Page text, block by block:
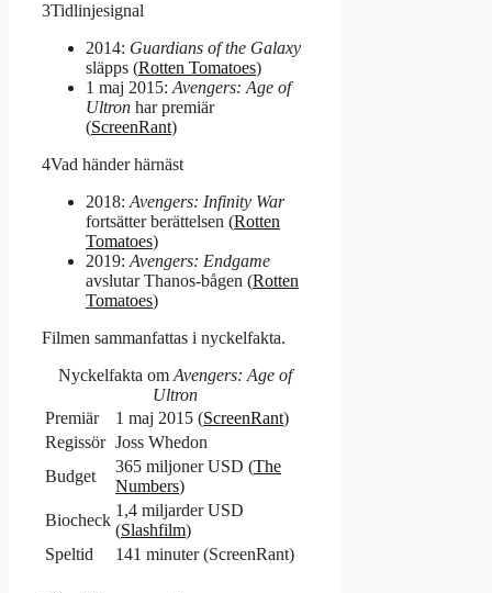
3Tidlinjesignal
2014: Guardians of the Galaxy
släpps (Rotten Tomatoes)
1 maj 2015: Avengers: Age of
Ultron har premiär
(ScreenRant)
4Vad händer härnäst
2018: Avengers: Infinity War
fortsätter berättelsen (Rotten
Tomatoes)
2019: Avengers: Endgame
avslutar Thanos-bågen (Rotten
Tomatoes)
Filmen sammanfattas i nyckelfakta.
Nyckelfakta om Avengers: Age of
Ultron
Premiär
1 maj 2015 (ScreenRant)
Regissör Joss Whedon
Budget
365 miljoner USD (The
Numbers)
Biocheck
1,4 miljarder USD
(Slashfilm)
Speltid
141 minuter (ScreenRant)